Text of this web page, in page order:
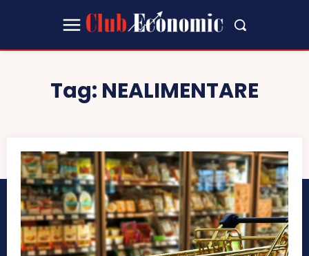
Tag: NEALIMENTARE